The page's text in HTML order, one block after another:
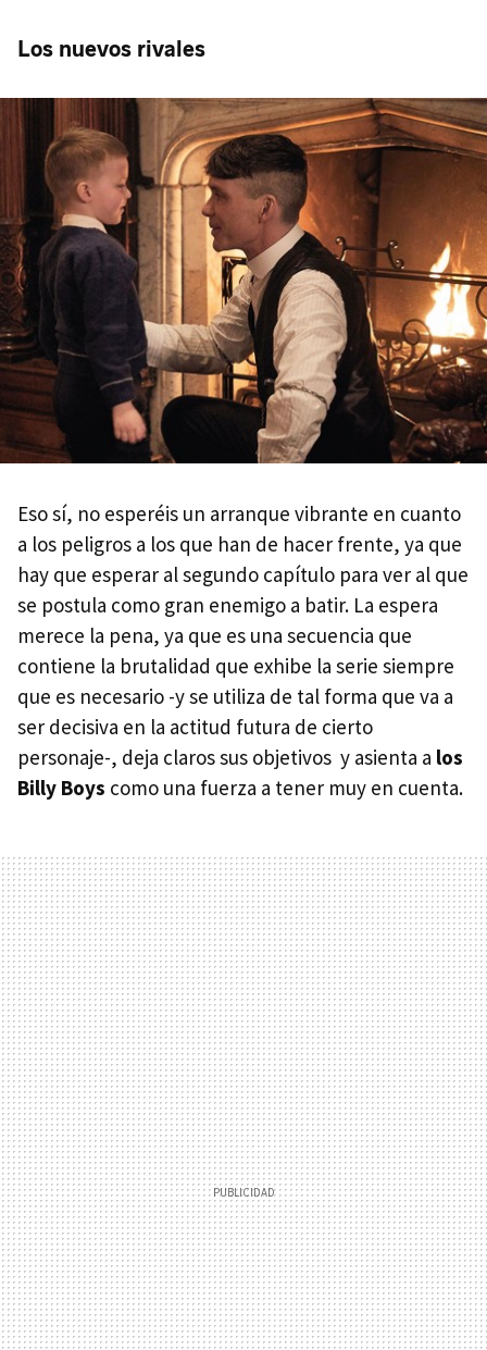
Los nuevos rivales
Eso sí, no esperéis un arranque vibrante en cuanto
a los peligros a los que han de hacer frente, ya que
hay que esperar al segundo capítulo para ver al que
se postula como gran enemigo a batir. La espera
merece la pena, ya que es una secuencia que
contiene la brutalidad que exhibe la serie siempre
que es necesario -y se utiliza de tal forma que va a
ser decisiva en la actitud futura de cierto
personaje-, deja claros sus objetivos y asienta a los
Billy Boys como una fuerza a tener muy en cuenta.